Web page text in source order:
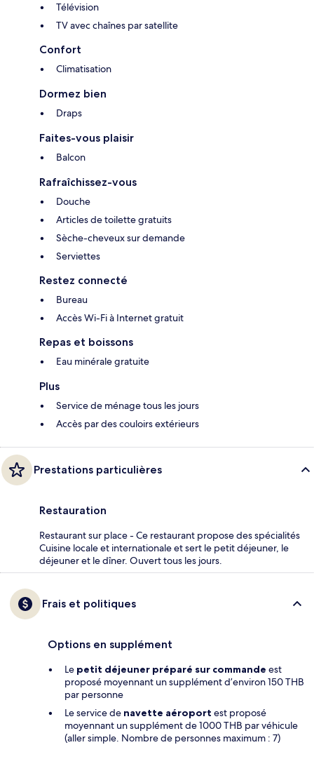
Télévision
TV avec chaînes par satellite
Confort
Climatisation
Dormez bien
Draps
Faites-vous plaisir
Balcon
Rafraîchissez-vous
Douche
Articles de toilette gratuits
Sèche-cheveux sur demande
Serviettes
Restez connecté
Bureau
Accès Wi-Fi à Internet gratuit
Repas et boissons
Eau minérale gratuite
Plus
Service de ménage tous les jours
Accès par des couloirs extérieurs
Prestations particulières
Restauration
Restaurant sur place - Ce restaurant propose des spécialités
Cuisine locale et internationale et sert le petit déjeuner, le
déjeuner et le dîner. Ouvert tous les jours.
Frais et politiques
Options en supplément
Le petit déjeuner préparé sur commande est
proposé moyennant un supplément d’environ 150 THB
par personne
Le service de navette aéroport est proposé
moyennant un supplément de 1000 THB par véhicule
(aller simple. Nombre de personnes maximum : 7)